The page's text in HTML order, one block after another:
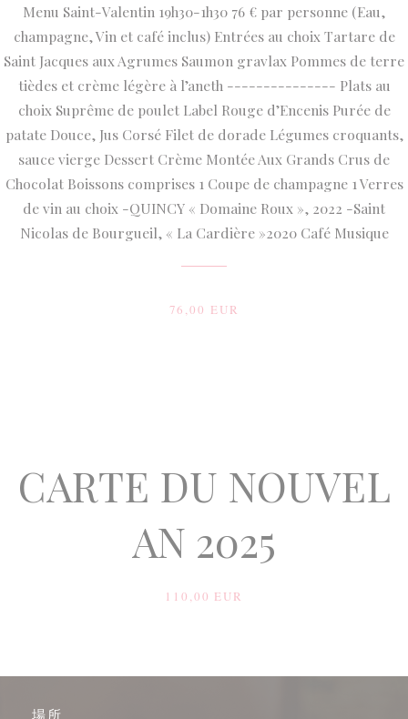
Menu Saint-Valentin 19h30-1h30 76 € par personne (Eau,
champagne, Vin et café inclus) Entrées au choix Tartare de
Saint Jacques aux Agrumes Saumon gravlax Pommes de terre
tièdes et crème légère à l’aneth --------------- Plats au
choix Suprême de poulet Label Rouge d’Encenis Purée de
patate Douce, Jus Corsé Filet de dorade Légumes croquants,
sauce vierge Dessert Crème Montée Aux Grands Crus de
Chocolat Boissons comprises 1 Coupe de champagne 1 Verres
de vin au choix -QUINCY « Domaine Roux », 2022 -Saint
Nicolas de Bourgueil, « La Cardière »2020 Café Musique
76,00 EUR
CARTE DU NOUVEL
AN 2025
110,00 EUR
場所